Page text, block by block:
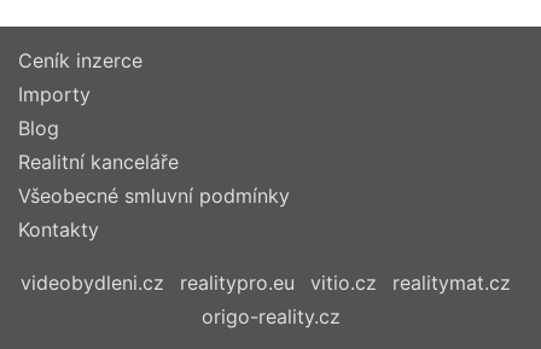
Ceník inzerce
Importy
Blog
Realitní kanceláře
Všeobecné smluvní podmínky
Kontakty
videobydleni.cz realitypro.eu vitio.cz
realitymat.cz
origo-reality.cz